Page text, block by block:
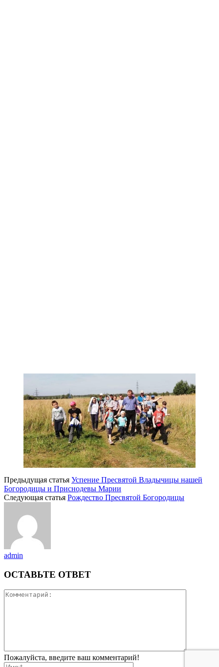
Предыдущая статья Успение Пресвятой Владычицы нашей
Богородицы и Приснодевы Марии
Следующая статья Рождество Пресвятой Богородицы
admin
ОСТАВЬТЕ ОТВЕТ
Пожалуйста, введите ваш комментарий!